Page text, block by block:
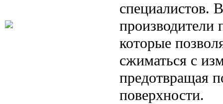
специалистов.
которые
сжиматься с
предотвращая
поверхности.